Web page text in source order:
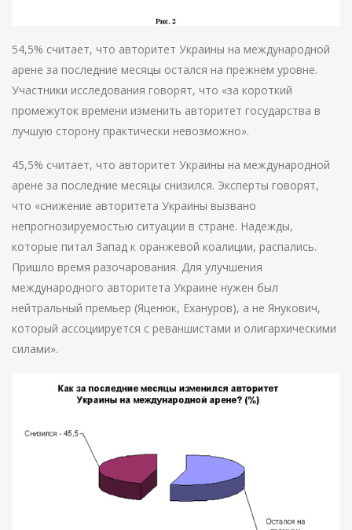
54,5% считает, что авторитет Украины на международной
арене за последние месяцы остался на прежнем уровне.
Участники исследования говорят, что «за короткий
промежуток времени изменить авторитет государства в
лучшую сторону практически невозможно».
45,5% считает, что авторитет Украины на международной
арене за последние месяцы снизился. Эксперты говорят,
что «снижение авторитета Украины вызвано
непрогнозируемостью ситуации в стране. Надежды,
которые питал Запад к оранжевой коалиции, распались.
Пришло время разочарования. Для улучшения
международного авторитета Украине нужен был
нейтральный премьер (Яценюк, Ехануров), а не Янукович,
который ассоциируется с реваншистами и олигархическими
силами».